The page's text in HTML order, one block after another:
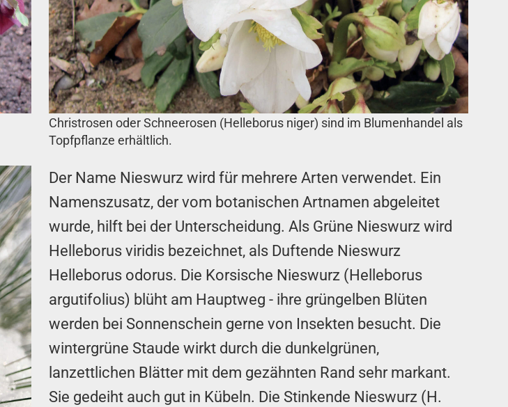
Christrosen oder Schneerosen (Helleborus niger) sind im Blumenhandel als
Topfpflanze erhältlich.
Der Name Nieswurz wird für mehrere Arten verwendet. Ein
Namenszusatz, der vom botanischen Artnamen abgeleitet
wurde, hilft bei der Unterscheidung. Als Grüne Nieswurz wird
Helleborus viridis bezeichnet, als Duftende Nieswurz
Helleborus odorus. Die Korsische Nieswurz (Helleborus
argutifolius) blüht am Hauptweg - ihre grüngelben Blüten
werden bei Sonnenschein gerne von Insekten besucht. Die
wintergrüne Staude wirkt durch die dunkelgrünen,
lanzettlichen Blätter mit dem gezähnten Rand sehr markant.
Sie gedeiht auch gut in Kübeln. Die Stinkende Nieswurz (H.